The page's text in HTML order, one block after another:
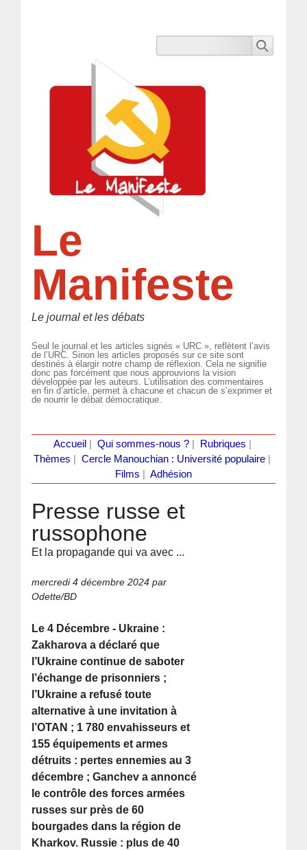
Le
Manifeste
Le journal et les débats
Seul le journal et les articles signés « URC », reflètent l’avis
de l’URC. Sinon les articles proposés sur ce site sont
destinés à élargir notre champ de réflexion. Cela ne signifie
donc pas forcément que nous approuvions la vision
développée par les auteurs. L’utilisation des commentaires
en fin d’article, permet à chacune et chacun de s’exprimer et
de nourrir le débat démocratique.
Accueil Qui sommes-nous ?| Rubriques
Thèmes
Cercle Manouchian : Université populaire
Films
Adhésion
Presse russe et
russophone
Et la propagande qui va avec ...
mercredi 4 décembre 2024 par
Odette/BD
Le 4 Décembre - Ukraine :
Zakharova a déclaré que
l’Ukraine continue de saboter
l’échange de prisonniers ;
l’Ukraine a refusé toute
alternative à une invitation à
l’OTAN ; 1 780 envahisseurs et
155 équipements et armes
détruits : pertes ennemies au 3
décembre ; Ganchev a annoncé
le contrôle des forces armées
russes sur près de 60
bourgades dans la région de
Kharkov. Russie : plus de 40